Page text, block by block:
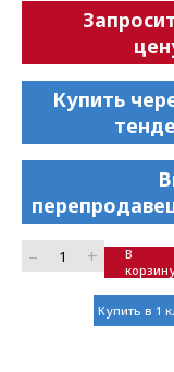
Купить
– +
В
Купить в 1